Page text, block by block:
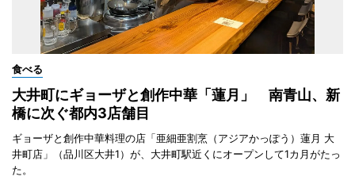
食べる
大井町にギョーザと創作中華「蓮月」 南青山、新
橋に次ぐ都内3店舗目
ギョーザと創作中華料理の店「亜細亜割烹（アジアかっぽう）蓮月 大
井町店」（品川区大井1）が、大井町駅近くにオープンして1カ月がたっ
た。